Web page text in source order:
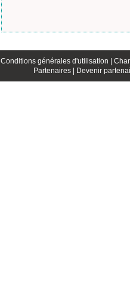
Conditions générales d'utilisation |
Partenaires |
Devenir